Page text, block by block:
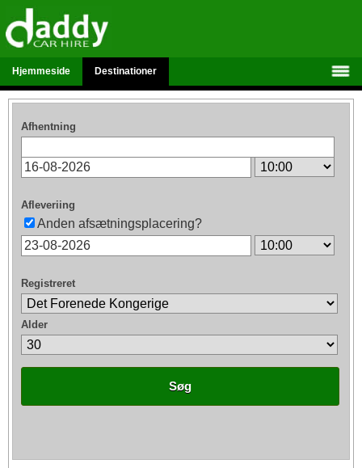
Hjemmeside Destinationer
Afhentning
Afleveriing
Anden afsætningsplacering?
Registreret
Alder
Søg